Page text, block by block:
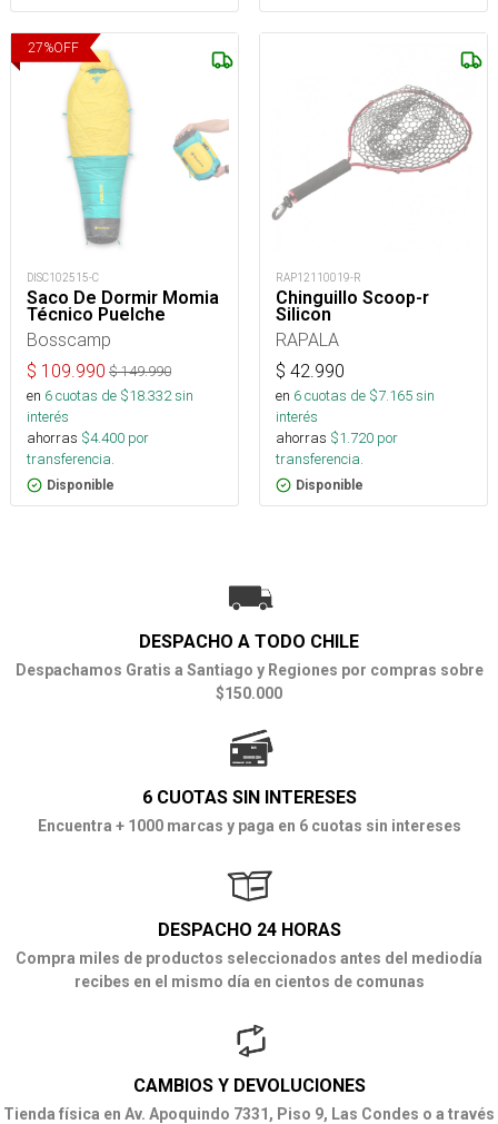
27%OFF
DISC102515-C
Saco De Dormir Momia
Técnico Puelche
Bosscamp
$ 109.990 $149.990
en 6cuotas de $18.332sin
interés
ahorras $4.400 por
transferencia.
Disponible
RAP12110019-R
Chinguillo Scoop-r
Silicon
RAPALA
$ 42.990
en 6cuotas de $7.165sin
interés
ahorras $1.720 por
transferencia.
Disponible
DESPACHO A TODO CHILE
Despachamos Gratis a Santiago y Regiones por compras sobre
$150.000
6 CUOTAS SIN INTERESES
Encuentra + 1000 marcas y paga en 6 cuotas sin intereses
DESPACHO 24 HORAS
Compra miles de productos seleccionados antes del mediodía
recibes en el mismo día en cientos de comunas
CAMBIOS Y DEVOLUCIONES
Tienda física en Av. Apoquindo 7331, Piso 9, Las Condes o a través